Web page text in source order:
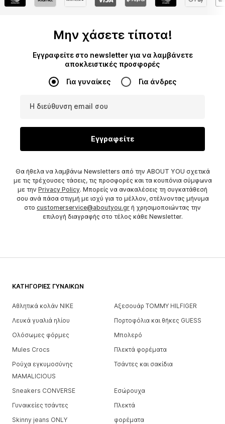
Μην χάσετε τίποτα!
Εγγραφείτε στο newsletter για να λαμβάνετε
αποκλειστικές προσφορές
Για γυναίκες Για άνδρες
Η διεύθυνση email σου
Εγγραφείτε
Θα ήθελα να λαμβάνω Newsletters από την ABOUT YOU σχετικά
με τις τρέχουσες τάσεις, τις προσφορές και τα κουπόνια σύμφωνα
με την Privacy Policy. Μπορείς να ανακαλέσεις τη συγκατάθεσή
σου ανά πάσα στιγμή με ισχύ για το μέλλον, στέλνοντας μήνυμα
στο customerservice@aboutyou.gr ή χρησιμοποιώντας την
επιλογή διαγραφής στο τέλος κάθε Newsletter.
ΚΑΤΗΓΟΡΊΕΣ ΓΥΝΑΙΚΏΝ
Αθλητικά κολάν NIKE
Αξεσουάρ TOMMY HILFIGER
Λευκά γυαλιά ηλίου
Πορτοφόλια και θήκες GUESS
Ολόσωμες φόρμες
Μπολερό
Mules Crocs
Πλεκτά φορέματα
Ρούχα εγκυμοσύνης
MAMALICIOUS
Τσάντες και σακίδια
Sneakers CONVERSE
Εσώρουχα
Γυναικείες τσάντες
Πλεκτά
Skinny jeans ONLY
φορέματα